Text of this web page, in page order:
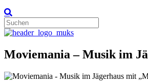
Moviemania – Musik im